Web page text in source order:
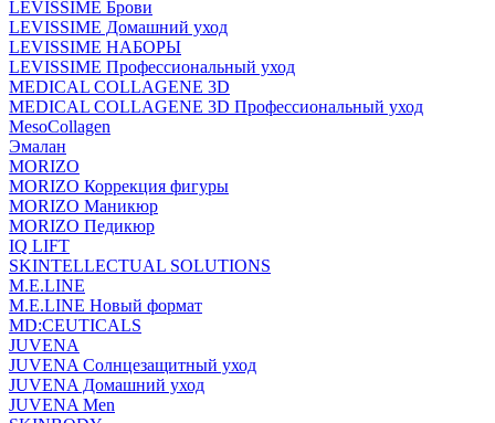
LEVISSIME Брови
LEVISSIME Домашний уход
LEVISSIME НАБОРЫ
LEVISSIME Профессиональный уход
MEDICAL COLLAGENE 3D
MEDICAL COLLAGENE 3D Профессиональный уход
MesoCollagen
Эмалан
MORIZO
MORIZO Коррекция фигуры
MORIZO Маникюр
MORIZO Педикюр
IQ LIFT
SKINTELLECTUAL SOLUTIONS
M.E.LINE
M.E.LINE Новый формат
MD:CEUTICALS
JUVENA
JUVENA Солнцезащитный уход
JUVENA Домашний уход
JUVENA Men